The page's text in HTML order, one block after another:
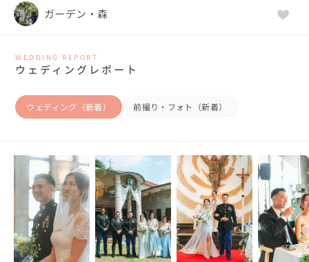
ガーデン・森
WEDDING REPORT
ウェディングレポート
ウェディング（新着） 前撮り・フォト（新着）